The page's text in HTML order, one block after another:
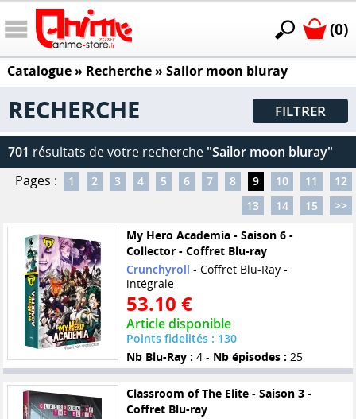
(0)
Catalogue» Recherche » Sailor moon bluray
RECHERCHE FILTRER
701 résultats de votre recherche "Sailor moon bluray"
Pages :
1 2 3 4 5 6 7 8 9 10 11
12
13
14 15
>>
My Hero Academia - Saison 6 -
Collector - Coffret Blu-ray
Crunchyroll - Coffret Blu-Ray -
intégrale
53.10 €
Article disponible
Points fidelités : 130
Nb Blu-Ray : 4 - Nb épisodes : 25
Classroom of The Elite - Saison 3 -
Coffret Blu-ray